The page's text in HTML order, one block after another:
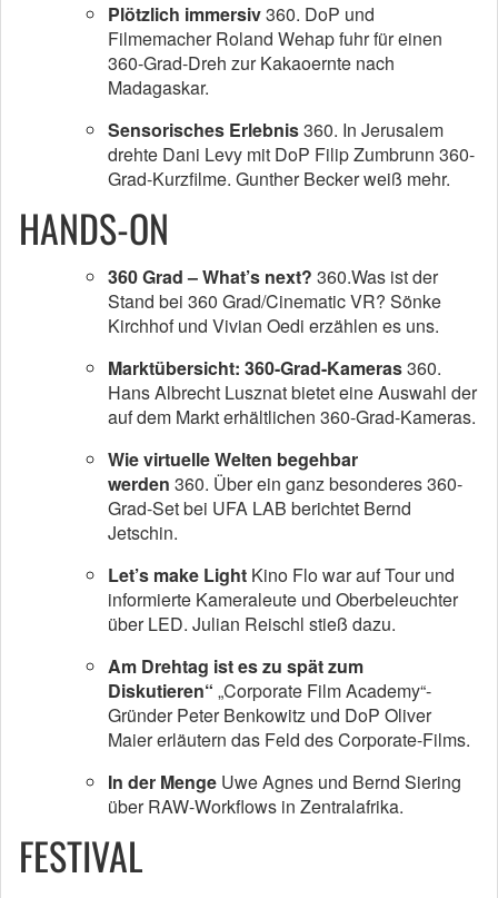
Plötzlich immersiv360. DoP und
Filmemacher Roland Wehap fuhr für einen
360-Grad-Dreh zur Kakaoernte nach
Madagaskar.
Sensorisches Erlebnis360. In Jerusalem
drehte Dani Levy mit DoP Filip Zumbrunn 360-
Grad-Kurzfilme. Gunther Becker weiß mehr.
HANDS-ON
360 Grad – What’s next? 360.Was ist der
Stand bei 360 Grad/Cinematic VR? Sönke
Kirchhof und Vivian Oedi erzählen es uns.
Marktübersicht: 360-Grad-Kameras360.
Hans Albrecht Lusznat bietet eine Auswahl der
auf dem Markt erhältlichen 360-Grad-Kameras.
Wie virtuelle Welten begehbar
werden 360. Über ein ganz besonderes 360-
Grad-Set bei UFA LAB berichtet Bernd
Jetschin.
Let’s make Light Kino Flo war auf Tour und
informierte Kameraleute und Oberbeleuchter
über LED. Julian Reischl stieß dazu.
Am Drehtag ist es zu spät zum
Diskutieren“ „Corporate Film Academy“-
Gründer Peter Benkowitz und DoP Oliver
Maier erläutern das Feld des Corporate-Films.
In der Menge Uwe Agnes und Bernd Siering
über RAW-Workflows in Zentralafrika.
FESTIVAL